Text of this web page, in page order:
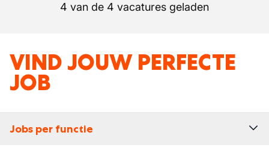
4 van de 4 vacatures geladen
VIND JOUW PERFECTE
JOB
Jobs per functie